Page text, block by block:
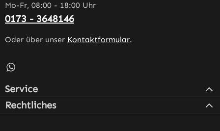
Mo-Fr, 08:00 - 18:00 Uhr
0173 - 3648146
Oder über unser Kontaktformular.
Schreib uns auf WhatsApp – öffnet in neuem Tab
Service
Rechtliches